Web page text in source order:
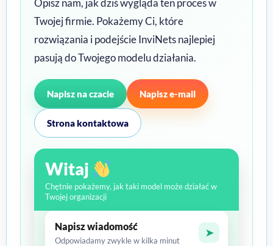
Opisz nam, jak dziś wygląda ten proces w
Twojej firmie. Pokażemy Ci, które
rozwiązania i podejście InviNets najlepiej
pasują do Twojego modelu działania.
Napisz na czacie Napisz e-mail
Strona kontaktowa
Witaj
Chętnie pokażemy, jak taki model może działać w
Twojej organizacji
Napisz wiadomość
Odpowiadamy zwykle w kilka minut
➤